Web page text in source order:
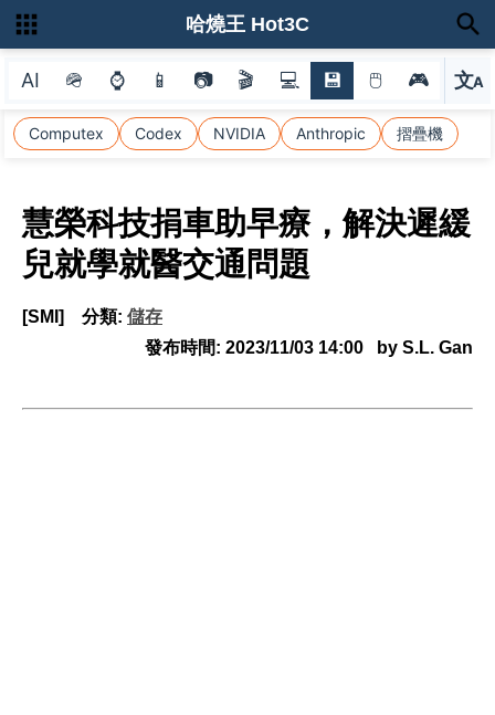
AI 🪖 ⌚ 📱 📷 🎬 💻 💾 🖱 🎮 文A
選
Computex Codex NVIDIA Anthropic 摺疊機
哈燒王 Hot3C
慧榮科技捐車助早療，解決遲緩
兒就學就醫交通問題
[SMI] 分類: 儲存
發布時間: 2023/11/03 14:00 by S.L. Gan